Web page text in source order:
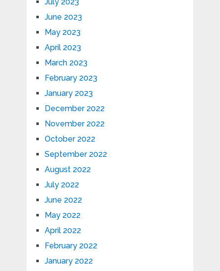
July 2023
June 2023
May 2023
April 2023
March 2023
February 2023
January 2023
December 2022
November 2022
October 2022
September 2022
August 2022
July 2022
June 2022
May 2022
April 2022
February 2022
January 2022